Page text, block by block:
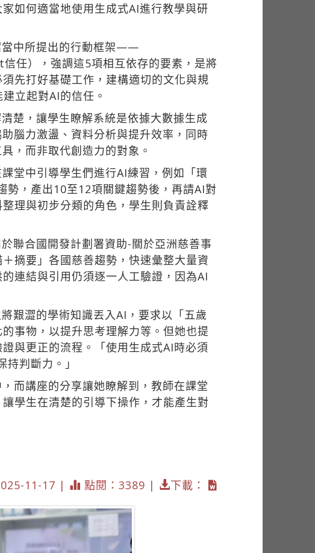
如何適當地使用生成式AI進行教學與研
中所提出的行動框架——
任），強調這5項相互依存的要素，是將
先打好基礎工作，建構適切的文化與規
立起對AI的信任。
楚，讓學生瞭解系統是依據大數據生成
腦力激盪、資料分析與提升效率，同時
，而非取代創造力的對象。
堂中引導學生們進行AI練習，例如「環
，產出10至12項關鍵趨勢後，再請AI對
理與初步分類的角色，學生則負責詮釋
聯合國開發計劃署資助-關於亞洲慈善事
摘要」各國慈善趨勢，快速彙整大量資
連結與引用仍須逐一人工驗證，因為AI
艱澀的學術知識丟入AI，要求以「五歲
事物，以提升思考理解力等。但她也提
與更正的流程。「使用生成式AI時必須
判斷力。」
而講座的分享讓她瞭解到，教師在課堂
學生在清楚的引導下操作，才能產生對
11-17 | 點閱：3389 | 下載：